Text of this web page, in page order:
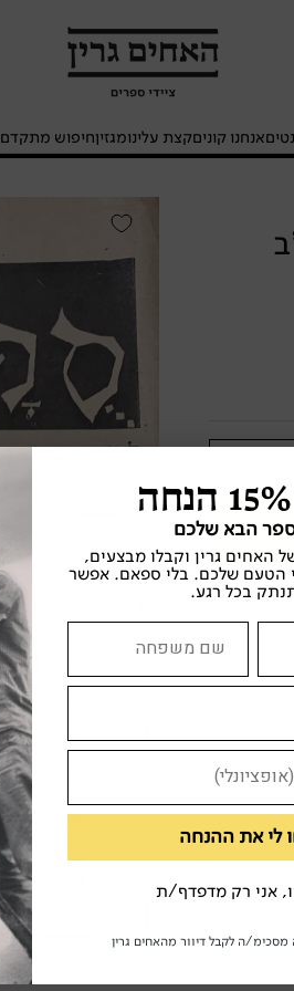
האחים
גרין
ספרים
אנחנו קוניםקצת עלינומגזיןחיפוש מתקדם
למחשבת
אלול
תשי"ב
הבא שלכם
האחים גרין וקבלו מבצעים,
הטעם שלכם. בלי ספאם. אפשר
בכל רגע.
לי את ההנחה
אני רק מדפדף/ת
ה לקבל דיוור מהאחים גרין